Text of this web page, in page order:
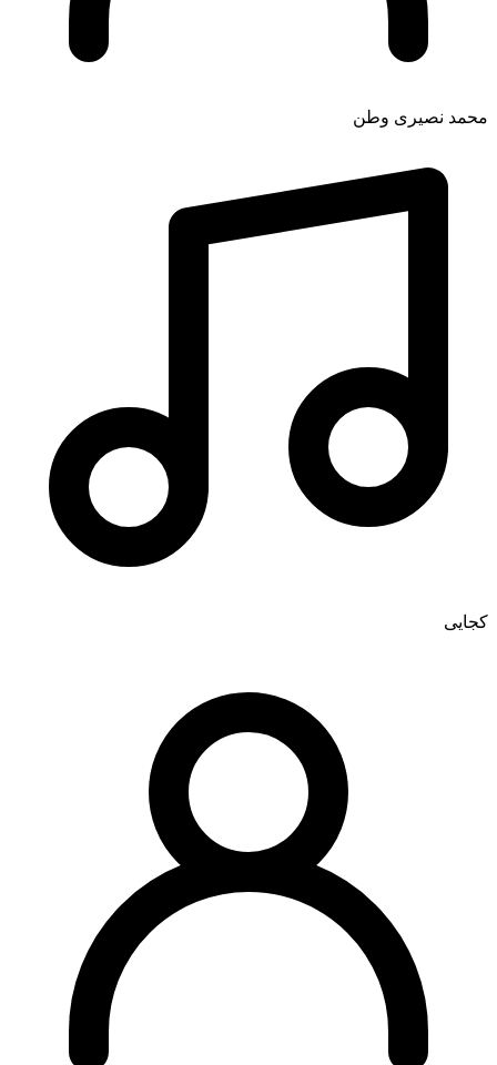
محمد نصیری وطن
کجایی